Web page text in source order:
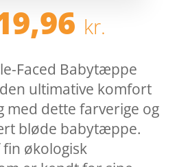
kr..
kr.
er:
Faced Babytæppe
ultimative komfort
med dette farverige og
bløde babytæppe.
økologisk